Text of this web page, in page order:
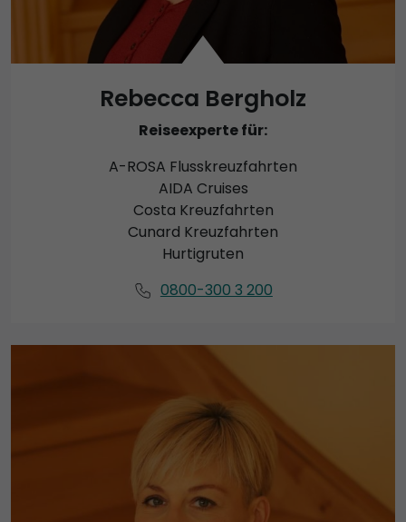
Rebecca Bergholz
Reiseexperte für:
A-ROSA Flusskreuzfahrten
AIDA Cruises
Costa Kreuzfahrten
Cunard Kreuzfahrten
Hurtigruten
0800-300 3 200